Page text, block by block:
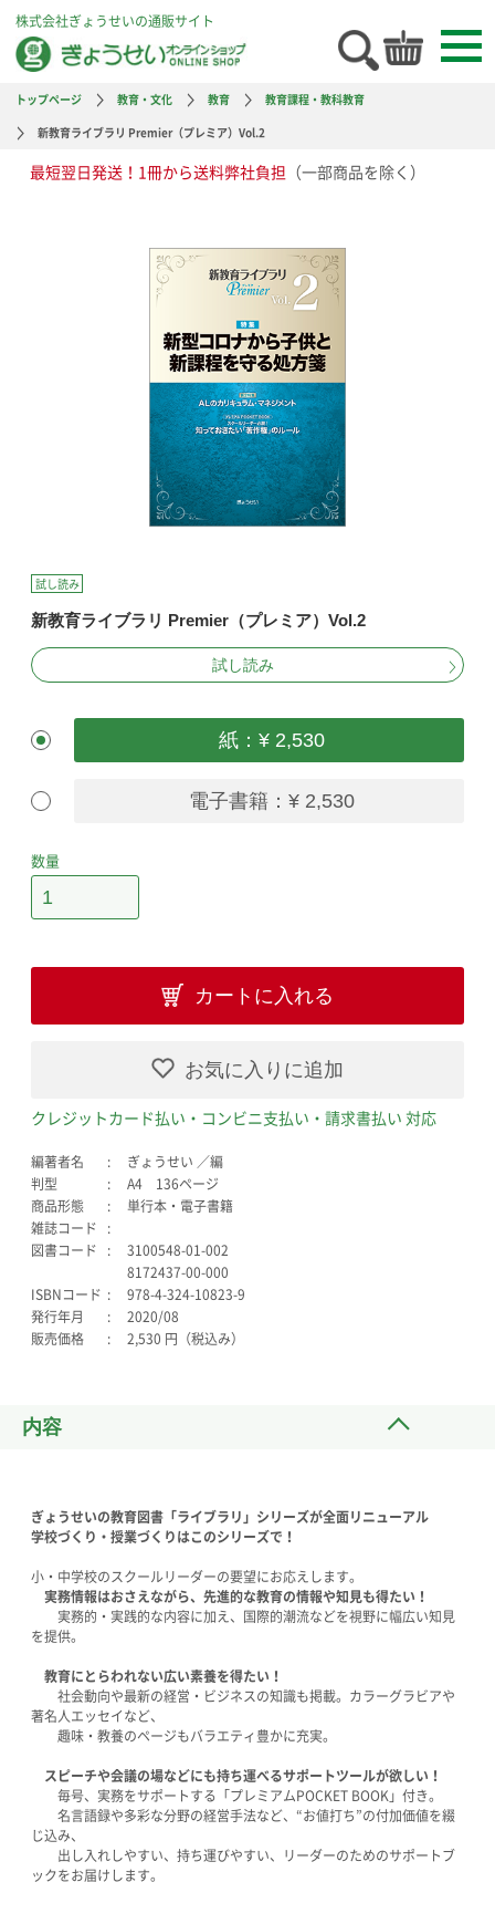
株式会社ぎょうせいの通販サイト
トップページ 教育・文化 教育
教育課程・教科教育
新教育ライブラリ Premier（プレミア）Vol.2
最短翌日発送！1冊から送料弊社負担 （一部商品を除く）
試し読み
新教育ライブラリ Premier（プレミア）Vol.2
試し読み
紙：¥ 2,530
電子書籍：¥ 2,530
数量
カートに入れる
お気に入りに追加
クレジットカード払い・コンビニ支払い・請求書払い 対応
編著者名
ぎょうせい ／編
判型
A4 136ページ
商品形態
単行本・電子書籍
雑誌コード
図書コード
3100548-01-002
8172437-00-000
ISBNコード
978-4-324-10823-9
発行年月
2020/08
販売価格
2,530 円（税込み）
内容
ぎょうせいの教育図書「ライブラリ」シリーズが全面リニューアル
学校づくり・授業づくりはこのシリーズで！
小・中学校のスクールリーダーの要望にお応えします。
実務情報はおさえながら、先進的な教育の情報や知見も得たい！
実務的・実践的な内容に加え、国際的潮流などを視野に幅広い知見
を提供。
教育にとらわれない広い素養を得たい！
社会動向や最新の経営・ビジネスの知識も掲載。カラーグラビアや
著名人エッセイなど、
趣味・教養のページもバラエティ豊かに充実。
スピーチや会議の場などにも持ち運べるサポートツールが欲しい！
毎号、実務をサポートする「プレミアムPOCKET BOOK」付き。
名言語録や多彩な分野の経営手法など、“お値打ち”の付加価値を綴
じ込み、
出し入れしやすい、持ち運びやすい、リーダーのためのサポートブ
ックをお届けします。